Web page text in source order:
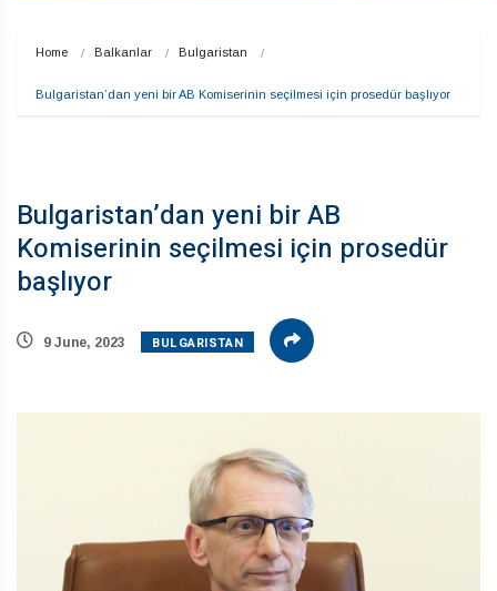
Home Balkanlar Bulgaristan
Bulgaristan’dan yeni bir AB Komiserinin seçilmesi için prosedür başlıyor
Bulgaristan’dan yeni bir AB
Komiserinin seçilmesi için prosedür
başlıyor
9 June, 2023 BULGARISTAN